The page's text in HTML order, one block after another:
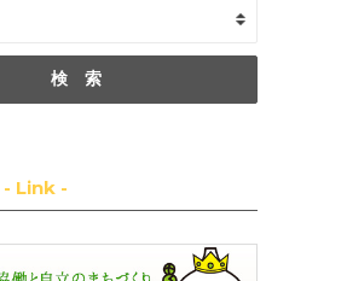
- Link -